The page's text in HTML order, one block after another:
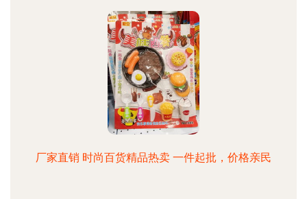
厂家直销 时尚百货精品热卖 一件起批，价格亲民